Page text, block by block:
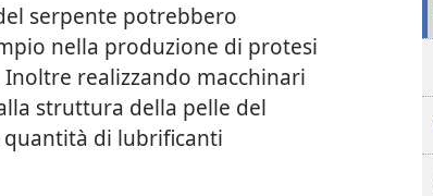
serpente potrebbero
nella produzione di protesi
realizzando macchinari
struttura della pelle del
di lubrificanti